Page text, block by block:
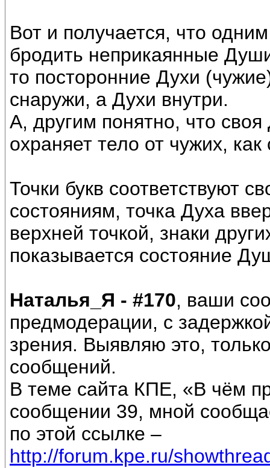
Вот и получается, что
бродить неприкаянные
то посторонние Духи
снаружи, а Духи внутри.
А, другим понятно, что
охраняет тело от чужих,
Точки букв соответствуют
состояниям, точка Духа
верхней точкой, знаки
показывается состояние
Наталья_Я - #170, ваши
предмодерации, с
зрения. Выявляю это,
сообщений.
В теме сайта КПЕ, «В чём
сообщении 39, мной
по этой ссылке –
http://forum.kpe.ru/